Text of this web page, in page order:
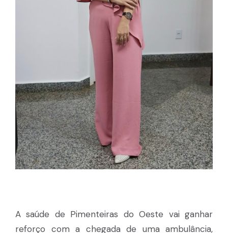
A saúde de Pimenteiras do Oeste vai ganhar
reforço com a chegada de uma ambulância,